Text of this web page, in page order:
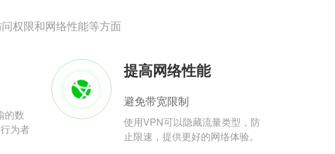
权限和网络性能等方面
的数
为者
提高网络性能
避免带宽限制
使用VPN可以隐藏流量类型，防
止限速，提供更好的网络体验。